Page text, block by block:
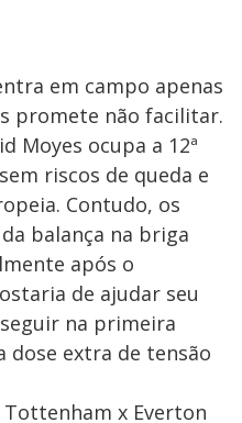
em campo apenas
promete não facilitar.
Moyes ocupa a 12ª
riscos de queda e
Contudo, os
balança na briga
após o
de ajudar seu
na primeira
dose extra de tensão
x Everton